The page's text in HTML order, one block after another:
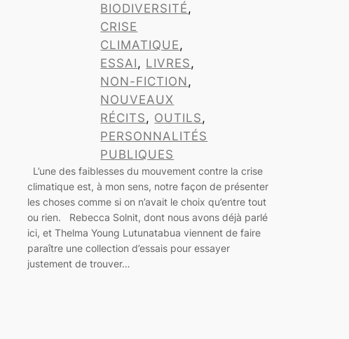
BIODIVERSITÉ
CRISE
CLIMATIQUE
ESSAI, LIVRES
NON-FICTION
NOUVEAUX
RÉCITS, OUTILS
PERSONNALITÉS
PUBLIQUES
L’une des faiblesses du mouvement contre la crise
climatique est, à mon sens, notre façon de présenter
les choses comme si on n’avait le choix qu’entre tout
ou rien. Rebecca Solnit, dont nous avons déjà parlé
ici, et Thelma Young Lutunatabua viennent de faire
paraître une collection d’essais pour essayer
justement de trouver…